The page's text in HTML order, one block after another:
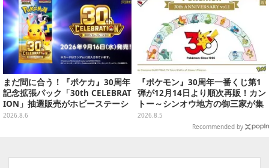
まだ間に合う！『ポケカ』30周年
記念拡張パック「30th CELEBRAT
ION」抽選販売がホビーステーシ
ョンで実施中、8月6日まで
2026.8.6
『ポケモン』30周年一番くじ第1
弾が12月14日より順次再販！カン
トー～シンオウ地方の御三家が集
まった時計、ぬいぐるみなど記念
グッズ盛りだくさん
2026.8.5
Recommended by